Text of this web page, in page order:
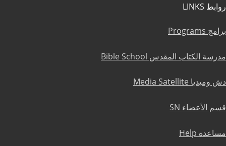
روابط LINKS
برامج Programs
مدرسة الكتاب المقدس Bible School
دش وميديا Media Satellite
قسم الأعضاء SN
مساعدة Help